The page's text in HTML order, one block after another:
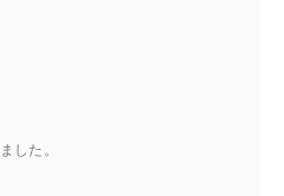
した。